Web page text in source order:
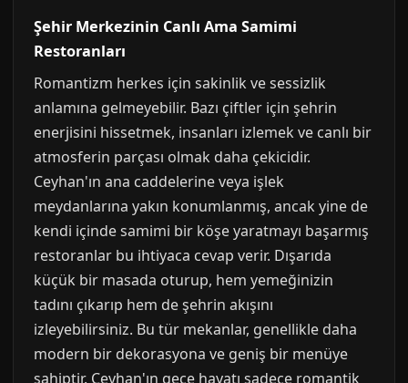
Şehir Merkezinin Canlı Ama Samimi
Restoranları
Romantizm herkes için sakinlik ve sessizlik
anlamına gelmeyebilir. Bazı çiftler için şehrin
enerjisini hissetmek, insanları izlemek ve canlı bir
atmosferin parçası olmak daha çekicidir.
Ceyhan'ın ana caddelerine veya işlek
meydanlarına yakın konumlanmış, ancak yine de
kendi içinde samimi bir köşe yaratmayı başarmış
restoranlar bu ihtiyaca cevap verir. Dışarıda
küçük bir masada oturup, hem yemeğinizin
tadını çıkarıp hem de şehrin akışını
izleyebilirsiniz. Bu tür mekanlar, genellikle daha
modern bir dekorasyona ve geniş bir menüye
sahiptir. Ceyhan'ın gece hayatı sadece romantik